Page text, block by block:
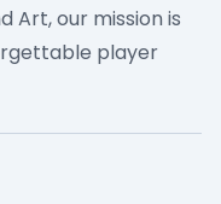
Art, our mission is
player